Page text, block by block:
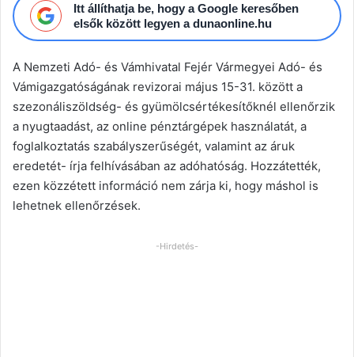
Itt állíthatja be, hogy a Google keresőben
elsők között legyen a dunaonline.hu
A Nemzeti Adó- és Vámhivatal Fejér Vármegyei Adó- és
Vámigazgatóságának revizorai május 15-31. között a
szezonáliszöldség- és gyümölcsértékesítőknél ellenőrzik
a nyugtaadást, az online pénztárgépek használatát, a
foglalkoztatás szabályszerűségét, valamint az áruk
eredetét- írja felhívásában az adóhatóság. Hozzátették,
ezen közzétett információ nem zárja ki, hogy máshol is
lehetnek ellenőrzések.
-Hirdetés-